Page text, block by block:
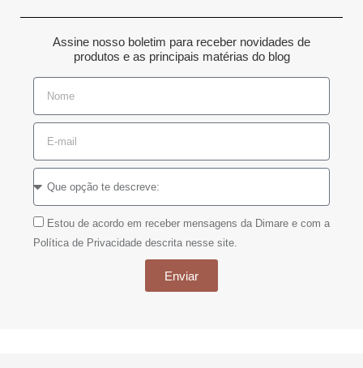
Assine nosso boletim para receber novidades de
produtos e as principais matérias do blog
Estou de acordo em receber mensagens da Dimare e com a
Política de Privacidade descrita nesse site.
Enviar